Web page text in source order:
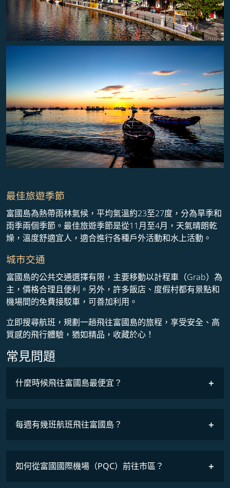
最佳旅遊季節
富國島為熱帶雨林氣候，平均氣溫約23至27度，分為旱季和
雨季兩個季節。最佳旅遊季節是從11月至4月，天氣晴朗乾
燥，溫度舒適宜人，適合進行各種戶外活動和水上活動。
城市交通
富國島的公共交通選擇有限，主要移動以計程車（Grab）為
主，價格合理且便利。另外，許多飯店、度假村都有景點和
機場間的免費接駁車，可善加利用。
立即搜尋航班，規劃一趟飛往富國島的旅程，享受安全、高
質感的飛行體驗，猶如精品，收藏於心！
常見問題
什麼時候飛往富國島最便宜？
COSMILE會員
每週有幾班航班飛往富國島？
如何從富國國際機場（PQC）前往市區？